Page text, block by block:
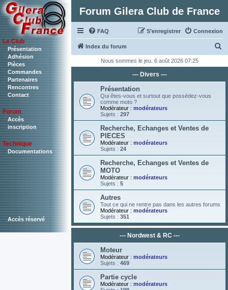
Le Club
Présentation
Adhésion
Pièces
Commandes
Partenaires
Rencontres
Contact
Forum
Accès
inscription
Technique
Documentations
Accès réservé
Forum Gilera Club de France
FAQ Connexion
S’enregistrer
Index du forum
h
c
r
Nous sommes le jeu. 6 août 2026 07:25
--- Divers ---
Présentation
Qui êtes-vous et surtout que possédez-vous
comme moto ?
Modérateur : modérateurs
Sujets : 297
Recherche, Echanges et Ventes de
PIECES
Modérateur : modérateurs
Sujets : 24
Recherche, Echanges et Ventes de
MOTO
Modérateur : modérateurs
Sujets : 5
Autres
Tout ce qui ne rentre pas dans les autres forums
Modérateur : modérateurs
Sujets : 351
--- Nordwest & RC ---
Moteur
Modérateur : modérateurs
Sujets : 469
Partie cycle
Modérateur : modérateurs